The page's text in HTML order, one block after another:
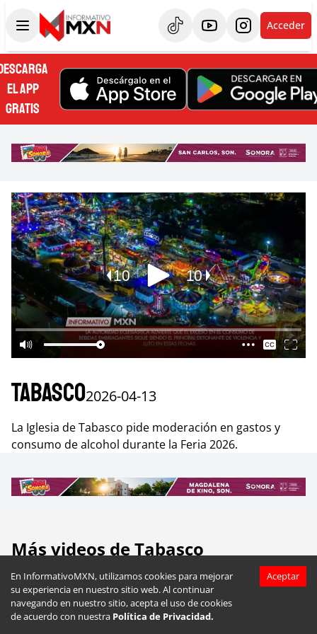
En InformativoMXN, utilizamos cookies para mejorar
su experiencia en nuestro sitio web. Al continuar
navegando en nuestro sitio, acepta el uso de cookies
de acuerdo con nuestra Política de Privacidad.
Aceptar
Acceder
EL APP
GRATIS
Tabasco2026-04-13
La Iglesia de Tabasco pide moderación en gastos y
consumo de alcohol durante la Feria 2026.
Más videos deTabasco